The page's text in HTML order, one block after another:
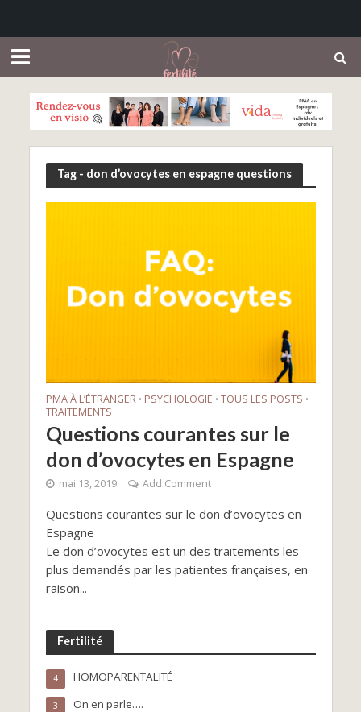
Tag - don d’ovocytes en espagne questions
PMA À L’ÉTRANGER • PSYCHOLOGIE • TOUS LES POSTS •
TRAITEMENTS
Questions courantes sur le
don d’ovocytes en Espagne
mai 13, 2019 Add Comment
Questions courantes sur le don d’ovocytes en
Espagne
Le don d’ovocytes est un des traitements les
plus demandés par les patientes françaises, en
raison...
Fertilité
HOMOPARENTALITÉ
4
On en parle….
3